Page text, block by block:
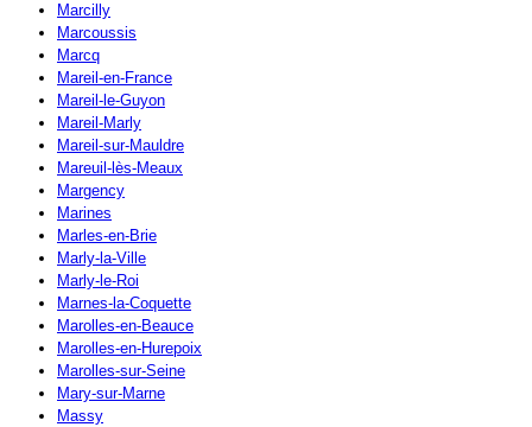
Marcilly
Marcoussis
Marcq
Mareil-en-France
Mareil-le-Guyon
Mareil-Marly
Mareil-sur-Mauldre
Mareuil-lès-Meaux
Margency
Marines
Marles-en-Brie
Marly-la-Ville
Marly-le-Roi
Marnes-la-Coquette
Marolles-en-Beauce
Marolles-en-Hurepoix
Marolles-sur-Seine
Mary-sur-Marne
Massy